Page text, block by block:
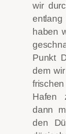
wir
haben
Punkt
dem
Hafen
dann
den